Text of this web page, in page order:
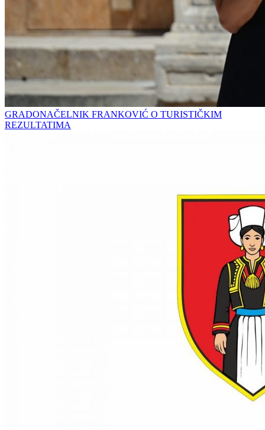
GRADONAČELNIK FRANKOVIĆ O TURISTIČKIM
REZULTATIMA